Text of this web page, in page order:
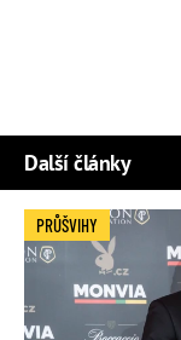
Další články
PRŮŠVIHY